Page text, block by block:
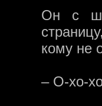
Он с
кому не
– О-хо-